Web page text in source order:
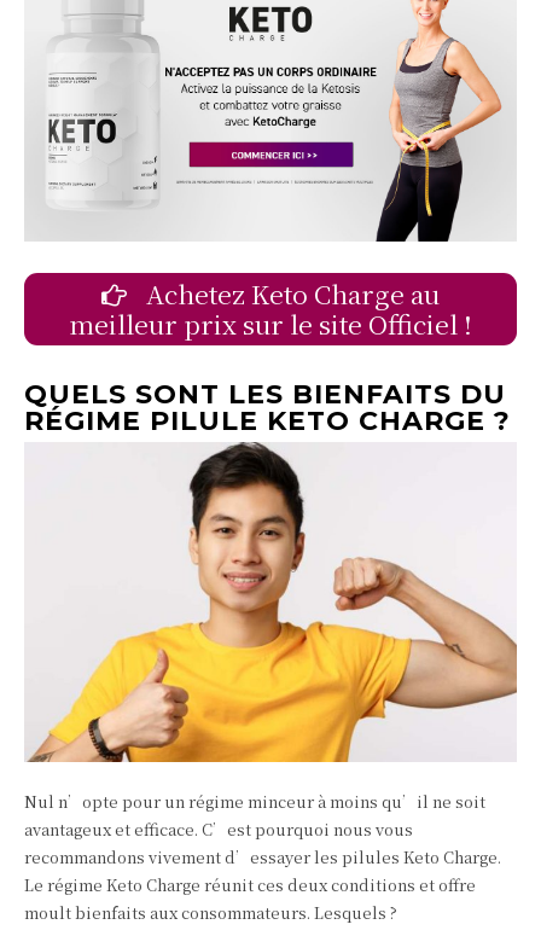
Achetez Keto Charge au
meilleur prix sur le site Officiel !
QUELS SONT LES BIENFAITS DU
RÉGIME PILULE KETO CHARGE ?
Nul n’opte pour un régime minceur à moins qu’il ne soit
avantageux et efficace. C’est pourquoi nous vous
recommandons vivement d’essayer les pilules Keto Charge.
Le régime Keto Charge réunit ces deux conditions et offre
moult bienfaits aux consommateurs. Lesquels ?